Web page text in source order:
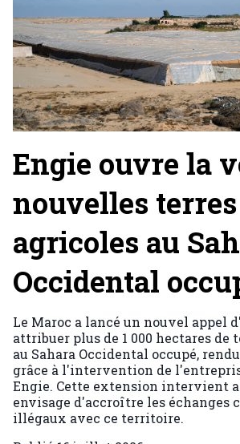
Engie ouvre la
nouvelles terres
agricoles au
Occidental
Le Maroc a lancé un nouvel appel
attribuer plus de 1 000 hectares de
au Sahara Occidental occupé,
grâce à l'intervention de
Engie. Cette extension intervient
envisage d'accroître les échanges
illégaux avec ce territoire.